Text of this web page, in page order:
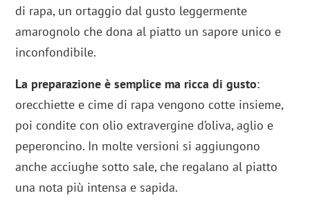
di rapa, un ortaggio dal gusto leggermente
amarognolo che dona al piatto un sapore unico e
inconfondibile.
La preparazione è semplice ma ricca di gusto:
orecchiette e cime di rapa vengono cotte insieme,
poi condite con olio extravergine d’oliva, aglio e
peperoncino. In molte versioni si aggiungono
anche acciughe sotto sale, che regalano al piatto
una nota più intensa e sapida.